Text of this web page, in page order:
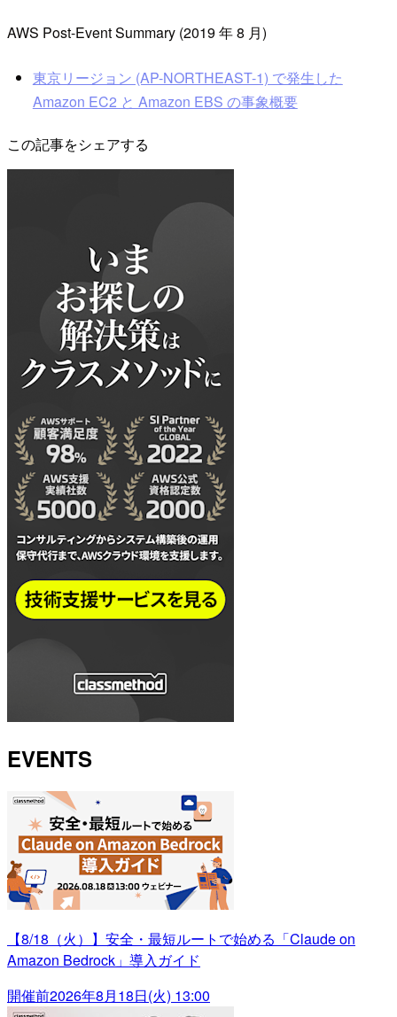
AWS Post-Event Summary (2019 年 8 月)
東京リージョン (AP-NORTHEAST-1) で発生した
Amazon EC2 と Amazon EBS の事象概要
この記事をシェアする
EVENTS
【8/18（火）】安全・最短ルートで始める「Claude on
Amazon Bedrock」導入ガイド
開催前2026年8月18日(火) 13:00